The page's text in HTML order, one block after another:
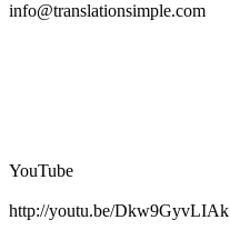
info@translationsimple.com
YouTube
http://youtu.be/Dkw9GyvLIAk